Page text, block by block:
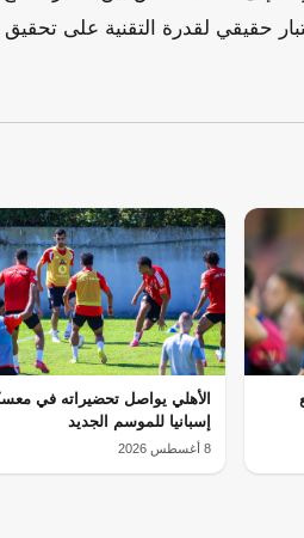
حقيقي لقدرة التقنية على تحقيق
الأهلي يواصل تحضيراته في
إسبانيا للموسم الجديد
8 أغسطس 2026